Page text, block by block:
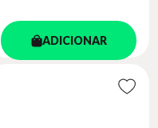
ADICIONAR